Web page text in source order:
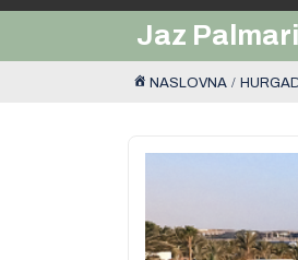
Jaz
NASLOVNA